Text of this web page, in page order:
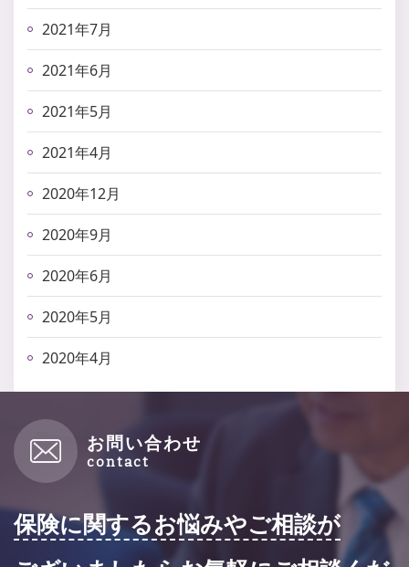
2021年7月
2021年6月
2021年5月
2021年4月
2020年12月
2020年9月
2020年6月
2020年5月
2020年4月
お問い合わせ
保険に関するお悩みやご相談が